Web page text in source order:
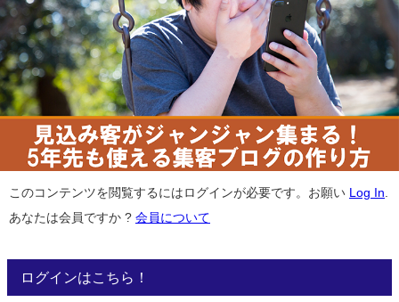
このコンテンツを閲覧するにはログインが必要です。お願い Log In
あなたは会員ですか ? 会員について
ログインはこちら！